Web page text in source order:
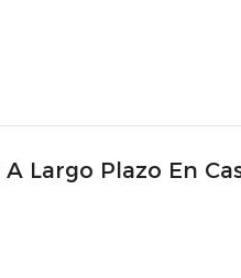
Largo Plazo En